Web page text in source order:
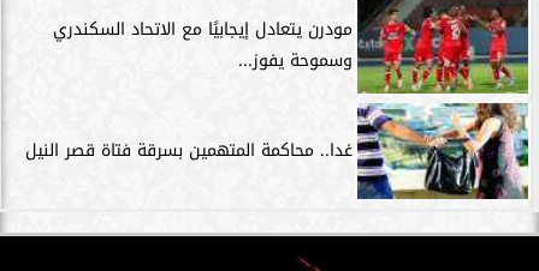
مودرن يتعادل إيجابيًا مع الاتحاد السكندري
وسموحة يفوز...
غدا.. محاكمة المتهمين بسرقة فتاة قصر النيل